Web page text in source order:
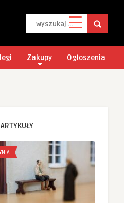
Zakupy Ogłoszenia